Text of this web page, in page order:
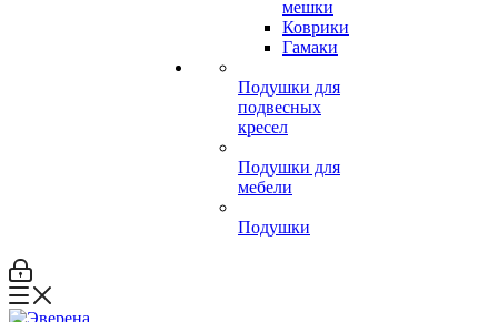
мешки
Коврики
Гамаки
Подушки для
подвесных
кресел
Подушки для
мебели
Подушки